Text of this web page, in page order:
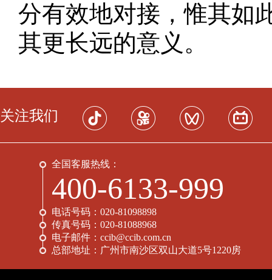
分有效地对接，惟其如
其更长远的意义。
关注我们
全国客服热线：
400-6133-999
电话号码： 020-81098898
传真号码： 020-81088968
电子邮件： ccib@ccib.com.cn
总部地址： 广州市南沙区双山大道5号1220房